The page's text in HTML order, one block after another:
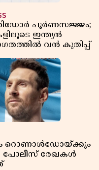
പൂർണസജ്ജം;
ഇന്ത്യൻ
വൻ കുതിപ്പ്
റൊണാൾഡോയ്ക്കും
പോലീസ് രേഖകൾ